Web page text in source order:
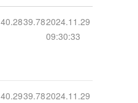
40.2839.782024.11.29
09:30:33
40.2939.782024.11.29